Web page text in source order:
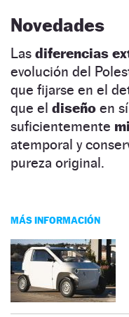
Novedades
Las diferencias
evolución del
que fijarse en el
que el diseño en
suficientemente
atemporal y
pureza original.
MÁS INFORMACIÓN